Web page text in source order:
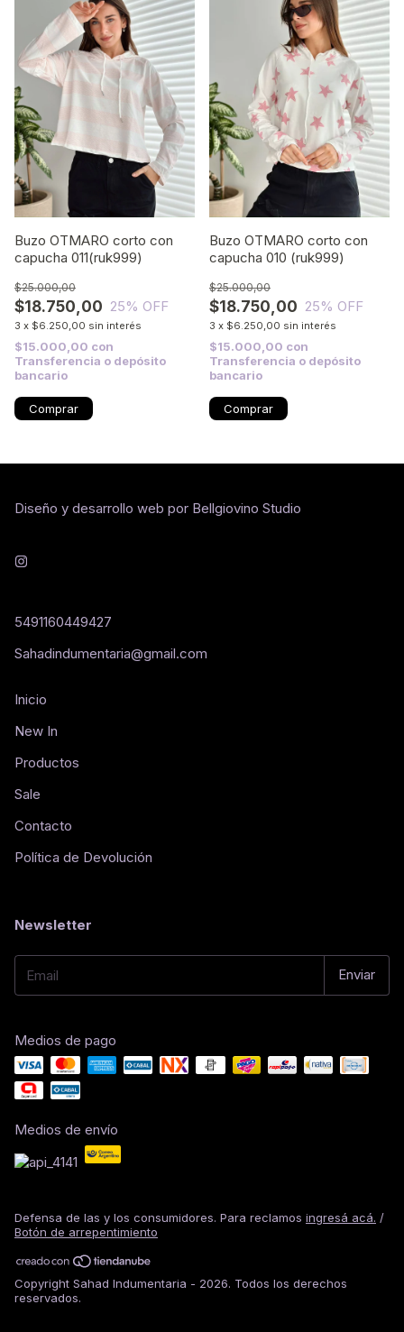
Buzo OTMARO corto con
capucha 011(ruk999)
$18.750,00
$25.000,00
25% OFF
3 x $6.250,00 sin interés
$15.000,00 con
Transferencia o depósito
bancario
Buzo OTMARO corto con
capucha 010 (ruk999)
$18.750,00
$25.000,00
25% OFF
3 x $6.250,00 sin interés
$15.000,00 con
Transferencia o depósito
bancario
Diseño y desarrollo web por Bellgiovino Studio
5491160449427
Sahadindumentaria@gmail.com
Inicio
New In
Productos
Sale
Contacto
Política de Devolución
Newsletter
Medios de pago
Medios de envío
Defensa de las y los consumidores. Para reclamos ingresá acá. /
Botón de arrepentimiento
Copyright Sahad Indumentaria - 2026. Todos los derechos
reservados.